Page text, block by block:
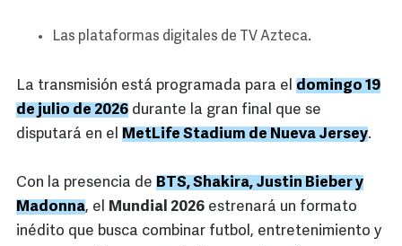
Las plataformas digitales de TV Azteca.
La transmisión está programada para el domingo 19
de julio de 2026 durante la gran final que se
disputará en el MetLife Stadium de Nueva Jersey.
Con la presencia de BTS, Shakira, Justin Bieber y
Madonna, el Mundial 2026 estrenará un formato
inédito que busca combinar futbol, entretenimiento y